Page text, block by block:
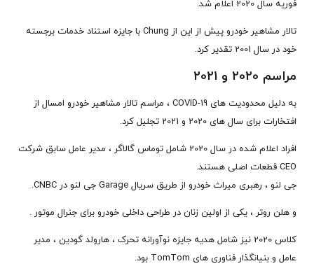
فوریه سال 2020 اعلام شد.
تالار مشاهیر خودرو پیش از این از Chung با جایزه استناد خدمات برجسته
خود در سال 2001 تقدیر کرد.
مراسم 2020 و 2021
به دلیل محدودیت های COVID-19 ، مراسم تالار مشاهیر خودرو امسال از
افتخارات برای سال های 2020 و 2021 تجلیل کرد.
افراد اعلام شده در سال 2020 شامل توماس گالاگر ، مدیر عامل سابق شرکت
CEO قطعات اصلی هستند.
جی لنو ، رهبری میراث خودرو از طریق سریال Garage جی لنو در CNBC.
و هلن روتر ، یکی از اولین زنان در طراحی داخلی خودرو برای جنرال موتور .
کلاس 2020 نیز شامل هدیه جایزه نوآورانه تحرک ، هارولد گودین ، ​​مدیر
عامل و بنیانگذار فناوری های TomTom بود.